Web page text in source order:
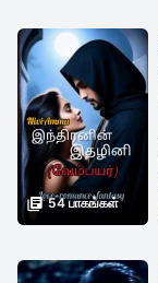
 54 பாகங்கள்